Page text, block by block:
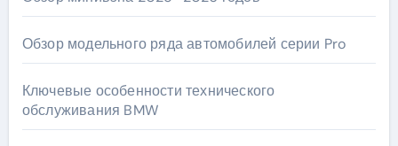
Обзор модельного ряда автомобилей серии Pro
Ключевые особенности технического
обслуживания BMW